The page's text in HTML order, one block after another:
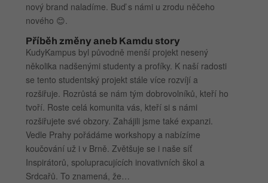
nový brand naladíme. Buď s námi u zrodu něčeho
nového 😊.
Příběh změny aneb Kamdu story
KudyKampus byl původně menší projekt nesený
několika nadšenými studenty a profíky. K naší radosti
se tento studentský projekt stále více rozvíjí a
rozšiřuje. Rozrůstá se nám tým dobrovolníků, kteří ho
tvoří. Roste celá komunita vás, kteří si s námi
rozšiřujete své obzory. Zahájili jsme také expanzi.
Vedle Prahy pořádáme workshopy a nabízíme
koučování už i v Brně. Zvětšuje se i naše síť
Inspirátorů, spolupracujících inovativních škol a
Srdcařů. To znamená, že…